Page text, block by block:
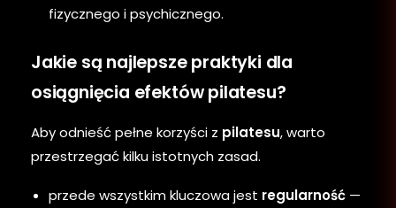
fizycznego i psychicznego.
Jakie są najlepsze praktyki dla
osiągnięcia efektów pilatesu?
Aby odnieść pełne korzyści z pilatesu, warto
przestrzegać kilku istotnych zasad.
przede wszystkim kluczowa jest regularność —